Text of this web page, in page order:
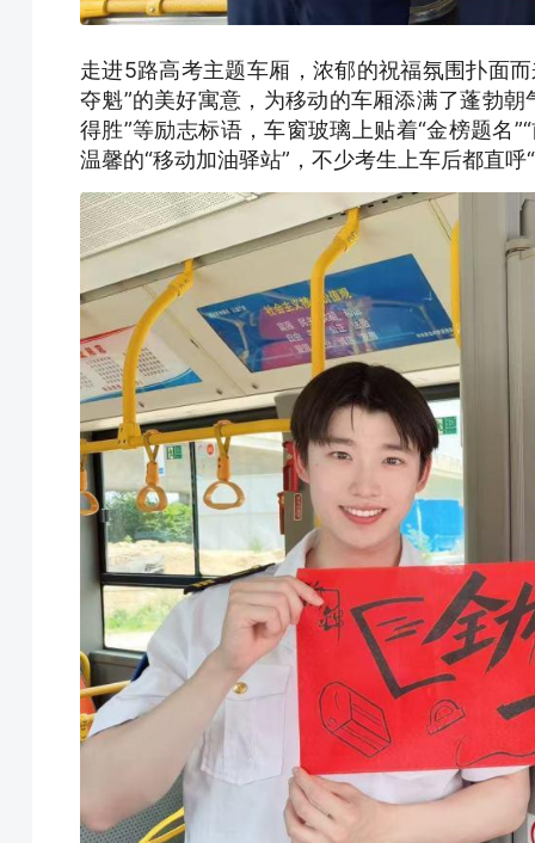
走进5路高考主题车厢，浓郁的祝福氛围扑面
夺魁”的美好寓意，为移动的车厢添满了蓬勃
得胜”等励志标语，车窗玻璃上贴着“金榜题名
温馨的“移动加油驿站”，不少考生上车后都直呼